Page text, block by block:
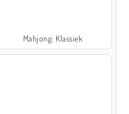
Mahjong: Klassiek